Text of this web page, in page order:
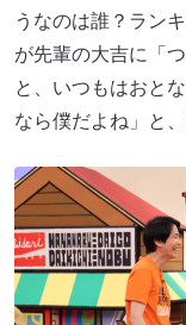
うなのは誰？ラン
が先輩の大吉に「
と、いつもはおと
なら僕だよね」と